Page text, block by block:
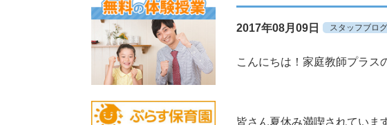
2017年08月09日 スタッフブログ
こんにちは！家庭教師プラス
皆さん夏休み満喫されていま